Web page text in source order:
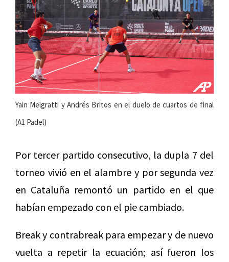
Yain Melgratti y Andrés Britos en el duelo de cuartos de final
(A1 Padel)
Por tercer partido consecutivo, la dupla 7 del
torneo vivió en el alambre y por segunda vez
en Cataluña remontó un partido en el que
habían empezado con el pie cambiado.
Break y contrabreak para empezar y de nuevo
vuelta a repetir la ecuación; así fueron los